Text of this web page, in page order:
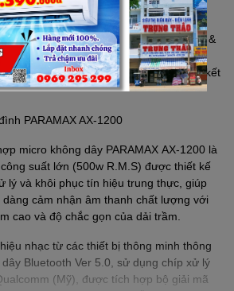
Tích Hợp Micro Không Dây AX-
động, thu tiếng nhạy.
thanh chất lượng cao, với độ tơi nhuyễn &
phone, tablet, smart-TV với công nghệ kết
micro không dây PARAMAX AX-1200 là
suất lớn (500w R.M.S) được thiết kế
lý và khôi phục tín hiệu trung thực, giúp
cảm nhận âm thanh chất lượng với
cao và độ chắc gọn của dải trầm.
nhạc từ các thiết bị thông minh thông
Bluetooth Ver 5.0, sử dụng chíp xử lý
(Mỹ), được tích hợp bộ giải mã